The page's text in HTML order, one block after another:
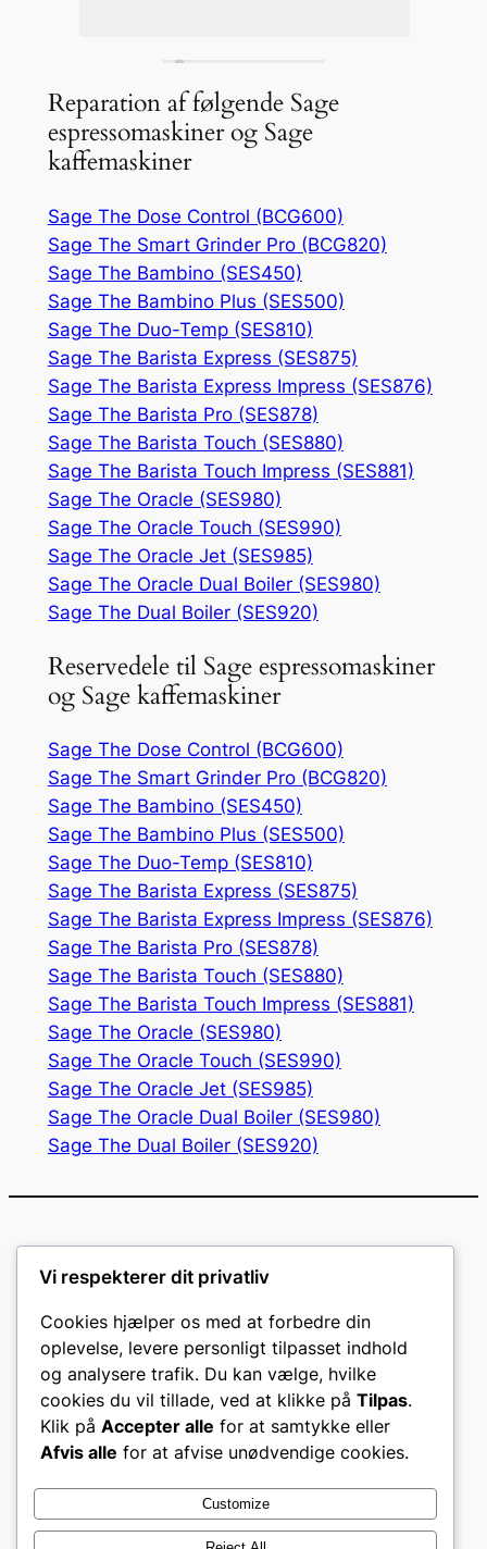
Reparation af følgende Sage
espressomaskiner og Sage
kaffemaskiner
Sage The Dose Control (BCG600)
Sage The Smart Grinder Pro (BCG820)
Sage The Bambino (SES450)
Sage The Bambino Plus (SES500)
Sage The Duo-Temp (SES810)
Sage The Barista Express (SES875)
Sage The Barista Express Impress (SES876)
Sage The Barista Pro (SES878)
Sage The Barista Touch (SES880)
Sage The Barista Touch Impress (SES881)
Sage The Oracle (SES980)
Sage The Oracle Touch (SES990)
Sage The Oracle Jet (SES985)
Sage The Oracle Dual Boiler (SES980)
Sage The Dual Boiler (SES920)
Reservedele til Sage espressomaskiner
og Sage kaffemaskiner
Sage The Dose Control (BCG600)
Sage The Smart Grinder Pro (BCG820)
Sage The Bambino (SES450)
Sage The Bambino Plus (SES500)
Sage The Duo-Temp (SES810)
Sage The Barista Express (SES875)
Sage The Barista Express Impress (SES876)
Sage The Barista Pro (SES878)
Sage The Barista Touch (SES880)
Sage The Barista Touch Impress (SES881)
Sage The Oracle (SES980)
Sage The Oracle Touch (SES990)
Sage The Oracle Jet (SES985)
Sage The Oracle Dual Boiler (SES980)
Sage The Dual Boiler (SES920)
CVR: 46140443
Om Politikker
Vi respekterer dit privatliv
Cookies hjælper os med at forbedre din
oplevelse, levere personligt tilpasset indhold
og analysere trafik. Du kan vælge, hvilke
cookies du vil tillade, ved at klikke på Tilpas.
Klik på Accepter alle for at samtykke eller
Afvis alle for at afvise unødvendige cookies.
Customize